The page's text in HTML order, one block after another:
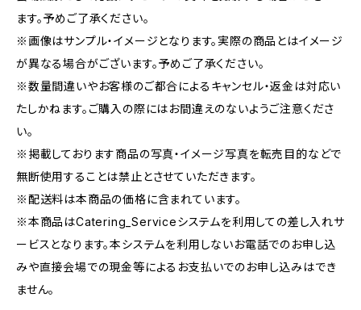
ます。予めご了承ください。
※画像はサンプル・イメージとなります。実際の商品とはイメージ
が異なる場合がございます。予めご了承ください。
※数量間違いやお客様のご都合によるキャンセル・返金は対応い
たしかねます。ご購入の際にはお間違えのないようご注意くださ
い。
※掲載しております商品の写真・イメージ写真を転売目的などで
無断使用することは禁止とさせていただきます。
※配送料は本商品の価格に含まれています。
※本商品はCatering_Serviceシステムを利用しての差し入れサ
ービスとなります。本システムを利用しないお電話でのお申し込
みや直接会場での現金等によるお支払いでのお申し込みはでき
ません。